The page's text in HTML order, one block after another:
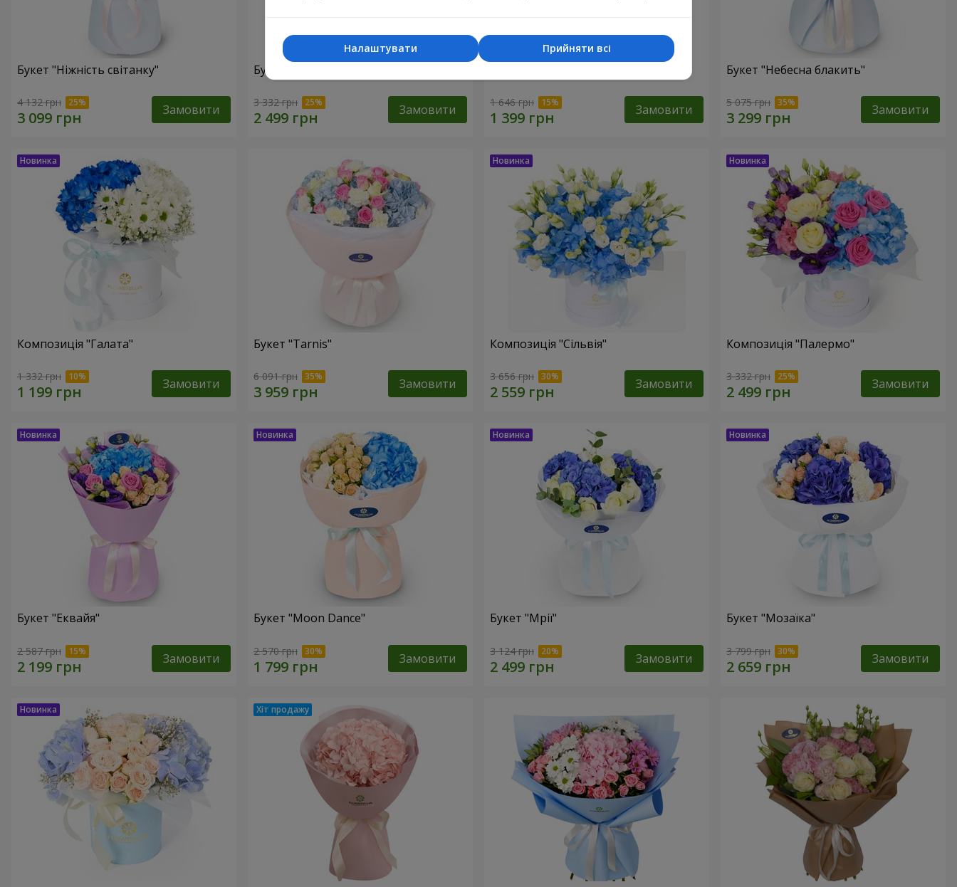
Букет "Ніжність світанку"
4 132 грн Замовити
Букет "Натхнення синяви"
3 332 грн Замовити 1 646 грн Замовити
Букет "Небесна блакить"
5 075 грн Замовити
Композиція "Галата"
1 332 грн Замовити
Букет "Tarnis"
6 091 грн Замовити
Композиція "Сільвія"
3 656 грн Замовити
Композиція "Палермо"
3 332 грн Замовити
Букет "Еквайя"
2 587 грн Замовити
Букет "Moon Dance"
2 570 грн Замовити
Букет "Мрії"
3 124 грн Замовити
Букет "Мозаїка"
3 799 грн Замовити
Прийняти всі
Налаштувати